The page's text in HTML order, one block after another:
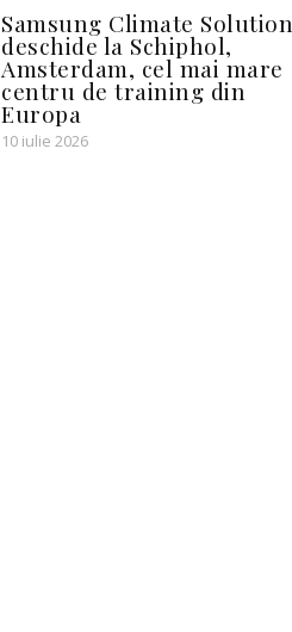
Samsung Climate
deschide la Schiphol,
Amsterdam, cel mai mare
centru de training din
Europa
10 iulie 2026